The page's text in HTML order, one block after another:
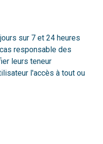
sur 7 et 24 heures
responsable des
leurs teneur
l'accès à tout ou